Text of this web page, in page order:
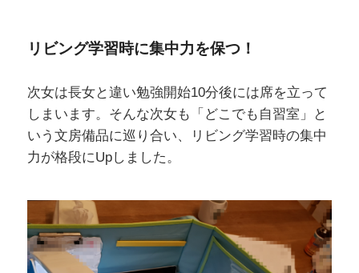
リビング学習時に集中力を保つ！
次女は長女と違い勉強開始10分後には席を立って
しまいます。そんな次女も「どこでも自習室」と
いう文房備品に巡り合い、リビング学習時の集中
力が格段にUpしました。